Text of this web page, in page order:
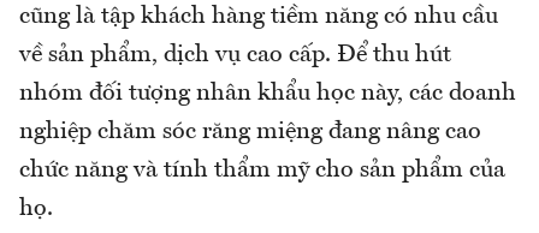
cũng là tập khách hàng tiềm năng có nhu cầu
về sản phẩm, dịch vụ cao cấp. Để thu hút
nhóm đối tượng nhân khẩu học này, các doanh
nghiệp chăm sóc răng miệng đang nâng cao
chức năng và tính thẩm mỹ cho sản phẩm của
họ.